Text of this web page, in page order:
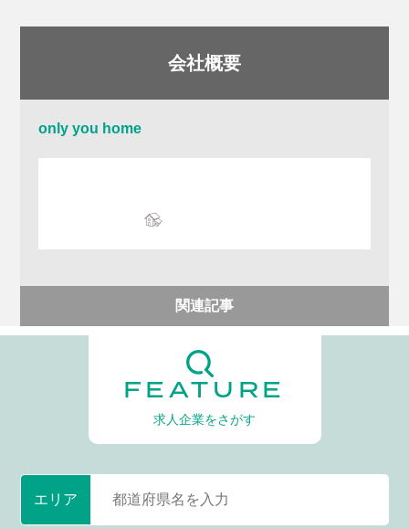
会社概要
only you home
関連記事
FEATURE
求人企業をさがす
エリア